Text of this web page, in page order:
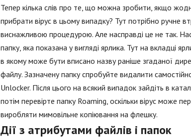
Тепер кілька слів про те, що можна зробити, якщо
прибрати вірус в цьому випадку? Тут потрібно ручне
виснажливою процедурою. Але насправді це не так.
папку, яка показана у вигляді ярлика. Тут на вкладці
в якому може бути вписано назву раніше згаданої
файлу. Зазначену папку спробуйте видалити
Unlocker. Після цього на всякий випадок зайдіть в
потім перевірте папку Roaming, оскільки вірус може
виробляти мимовільне копіювання на флешку.
Дії з атрибутами файлів і папок